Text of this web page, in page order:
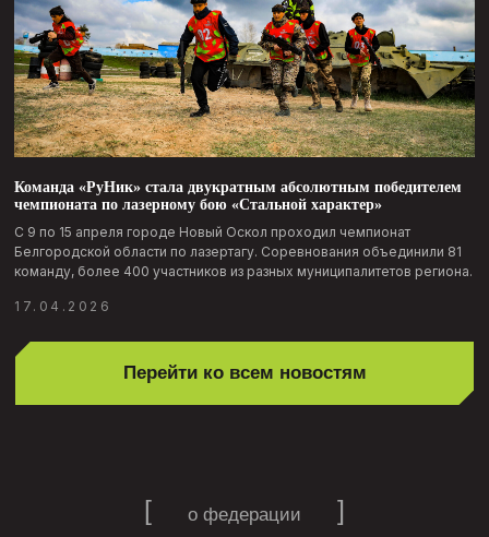
Команда «РуНик» стала двукратным абсолютным победителем
чемпионата по лазерному бою «Стальной характер»
С 9 по 15 апреля городе Новый Оскол проходил чемпионат
Белгородской области по лазертагу. Соревнования объединили 81
команду, более 400 участников из разных муниципалитетов региона.
17.04.2026
Привлекли более 700 членов
федерации
Среди них активные игроки, представители
молодежи и взрослые, заинтересованные
[01]